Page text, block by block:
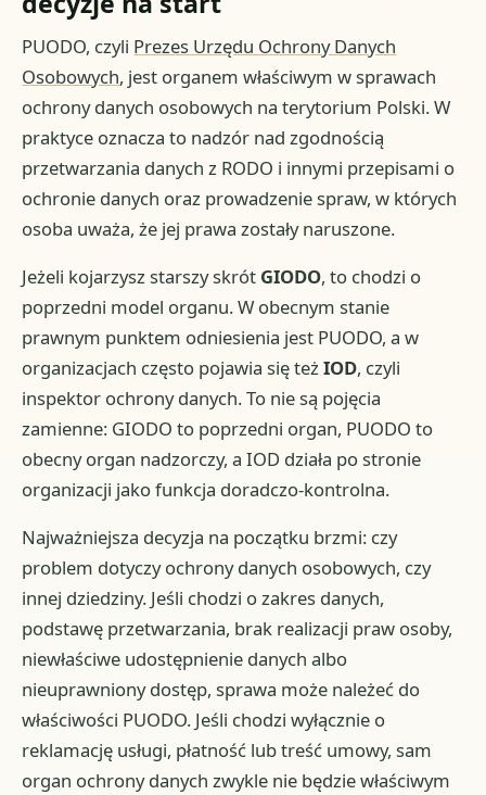
PUODO, czyli Prezes Urzędu Ochrony Danych
Osobowych, jest organem właściwym w sprawach
ochrony danych osobowych na terytorium Polski. W
praktyce oznacza to nadzór nad zgodnością
przetwarzania danych z RODO i innymi przepisami o
ochronie danych oraz prowadzenie spraw, w których
osoba uważa, że jej prawa zostały naruszone.
Jeżeli kojarzysz starszy skrót GIODO, to chodzi o
poprzedni model organu. W obecnym stanie
prawnym punktem odniesienia jest PUODO, a w
organizacjach często pojawia się teżIOD, czyli
inspektor ochrony danych. To nie są pojęcia
zamienne: GIODO to poprzedni organ, PUODO to
obecny organ nadzorczy, a IOD działa po stronie
organizacji jako funkcja doradczo-kontrolna.
Najważniejsza decyzja na początku brzmi: czy
problem dotyczy ochrony danych osobowych, czy
innej dziedziny. Jeśli chodzi o zakres danych,
podstawę przetwarzania, brak realizacji praw osoby,
niewłaściwe udostępnienie danych albo
nieuprawniony dostęp, sprawa może należeć do
właściwości PUODO. Jeśli chodzi wyłącznie o
reklamację usługi, płatność lub treść umowy, sam
organ ochrony danych zwykle nie będzie właściwym